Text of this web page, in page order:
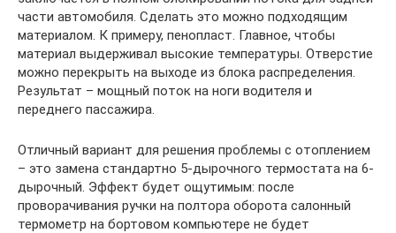
части автомобиля. Сделать это можно подходящим
материалом. К примеру, пенопласт. Главное, чтобы
материал выдерживал высокие температуры. Отверстие
можно перекрыть на выходе из блока распределения.
Результат – мощный поток на ноги водителя и
переднего пассажира.
Отличный вариант для решения проблемы с отоплением
– это замена стандартно 5-дырочного термостата на 6-
дырочный. Эффект будет ощутимым: после
проворачивания ручки на полтора оборота салонный
термометр на бортовом компьютере не будет